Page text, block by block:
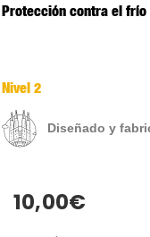
Protección contra el frío
Nivel 2
Diseñado y
10,00€